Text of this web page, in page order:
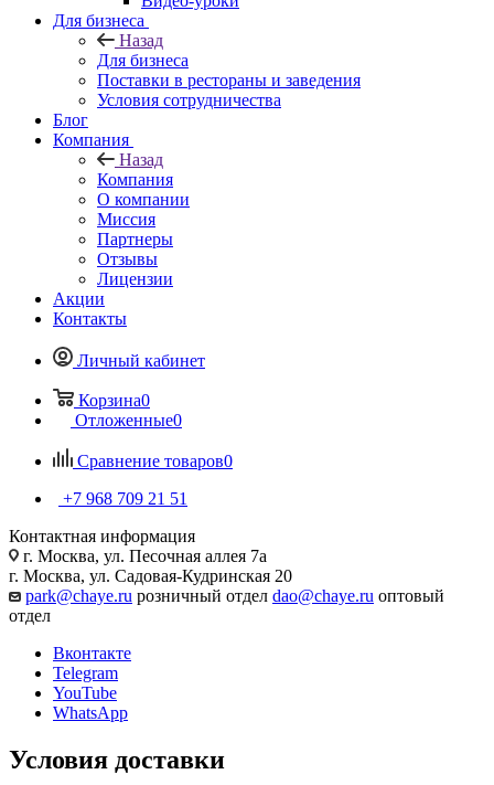
Для бизнеса
Назад
Для бизнеса
Поставки в рестораны и заведения
Условия сотрудничества
Блог
Компания
Назад
Компания
О компании
Миссия
Партнеры
Отзывы
Лицензии
Акции
Контакты
Личный кабинет
Корзина0
Отложенные0
Сравнение товаров0
+7 968 709 21 51
Контактная информация
г. Москва, ул. Песочная аллея 7а
г. Москва, ул. Садовая-Кудринская 20
park@chaye.ru розничный отдел dao@chaye.ru оптовый
отдел
Вконтакте
Telegram
YouTube
WhatsApp
Условия доставки